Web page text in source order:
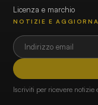
Licenza e marchio
NOTIZIE E
Iscriviti per ricevere